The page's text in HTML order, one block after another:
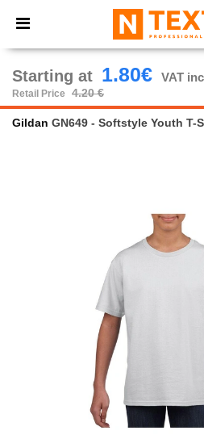
× Ntextil App
Better prices on app!
Starting at 1.80€ VAT
Retail Price 4.20 €
Gildan GN649 - Softstyle Youth T-